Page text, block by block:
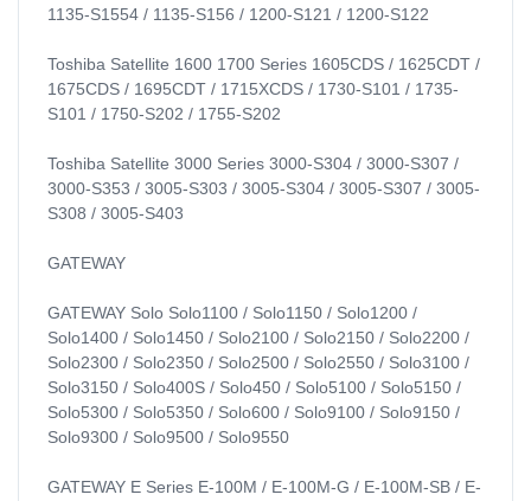
1135-S1554 / 1135-S156 / 1200-S121 / 1200-S122
Toshiba Satellite 1600 1700 Series 1605CDS / 1625CDT /
1675CDS / 1695CDT / 1715XCDS / 1730-S101 / 1735-
S101 / 1750-S202 / 1755-S202
Toshiba Satellite 3000 Series 3000-S304 / 3000-S307 /
3000-S353 / 3005-S303 / 3005-S304 / 3005-S307 / 3005-
S308 / 3005-S403
GATEWAY
GATEWAY Solo Solo1100 / Solo1150 / Solo1200 /
Solo1400 / Solo1450 / Solo2100 / Solo2150 / Solo2200 /
Solo2300 / Solo2350 / Solo2500 / Solo2550 / Solo3100 /
Solo3150 / Solo400S / Solo450 / Solo5100 / Solo5150 /
Solo5300 / Solo5350 / Solo600 / Solo9100 / Solo9150 /
Solo9300 / Solo9500 / Solo9550
GATEWAY E Series E-100M / E-100M-G / E-100M-SB / E-